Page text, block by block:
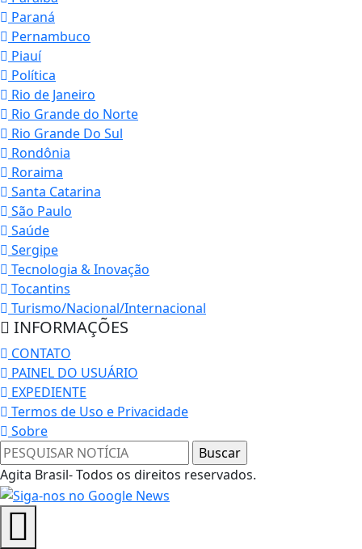
Paraná
Pernambuco
Piauí
Política
Rio de Janeiro
Rio Grande do Norte
Rio Grande Do Sul
Rondônia
Roraima
Santa Catarina
São Paulo
Saúde
Sergipe
Tecnologia & Inovação
Tocantins
Turismo/Nacional/Internacional
INFORMAÇÕES
CONTATO
PAINEL DO USUÁRIO
EXPEDIENTE
Termos de Uso e Privacidade
Sobre
Agita Brasil- Todos os direitos reservados.